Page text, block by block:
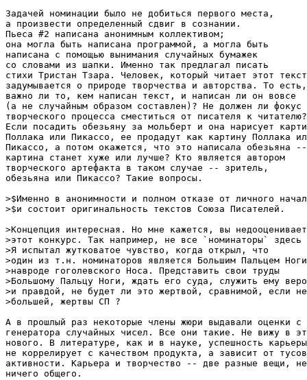
Задачей номинации было не добиться первого места,
а произвести определенный сдвиг в сознании.
Пьеса #2 написана анонимным коллективом;
она могла быть написана программой, а могла быть
написана с помощью вынимания случайных бумажек
со словами из шапки. Именно так предлагал писать
стихи Тристан Тзара. Человек, который читает этот
задумывается о природе творчества и авторства. То
важно ли то, кем написан текст, и написан ли он вовсе
(а не случайным образом составлен)? Не должен ли фокус
творческого процесса сместиться от писателя к читателю?
Если посадить обезьяну за мольберт и она нарисует
Поллака или Пикассо, ее продадут как картину Поллака
Пикассо, а потом окажется, что это написала обезьяна --
картина станет хуже или лучше? Кто является автором
творческого артефакта в таком случае -- зритель,
обезьяна или Пикассо? Такие вопросы.
>$Именно в анонимности и полном отказе от личного
>$и состоит оригинальность текстов Союза Писателей.
>Концепция интересная. Но мне кажется, вы
>этот конкурс. Так например, не все `номинаторы`
>Я испытал жутковатое чувство, когда открыл, что
>один из т.н. номинаторов является Большим Пальцем
>навроде гоголевского Носа. Представить свои труды
>Большому Пальцу Ноги, ждать его суда, служить ему
>и правдой, не будет ли это жертвой, сравнимой, если не
>большей, жертвы СП ?
А в прошлый раз некоторые члены жюри выдавали оценки с
генератора случайных чисел. Все они такие. Не вижу в
нового. В литературе, как и в науке, успешность карьеры
не коррелирует с качеством продукта, а зависит от
активности. Карьера и творчество -- две разные вещи,
ничего общего.